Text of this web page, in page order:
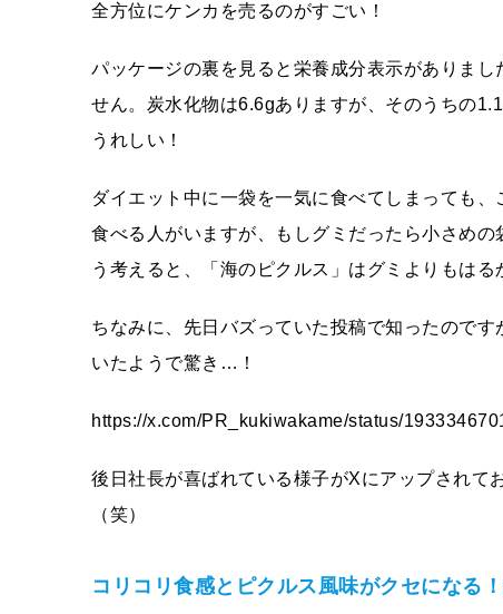
全方位にケンカを売るのがすごい！
パッケージの裏を見ると栄養成分表示がありま
せん。炭水化物は6.6gありますが、そのうちの
うれしい！
ダイエット中に一袋を一気に食べてしまっても
食べる人がいますが、もしグミだったら小さめ
う考えると、「海のピクルス」はグミよりもは
ちなみに、先日バズっていた投稿で知ったので
いたようで驚き…！
https://x.com/PR_kukiwakame/status/
後日社長が喜ばれている様子がXにアップされて
（笑）
コリコリ食感とピクルス風味がクセになる